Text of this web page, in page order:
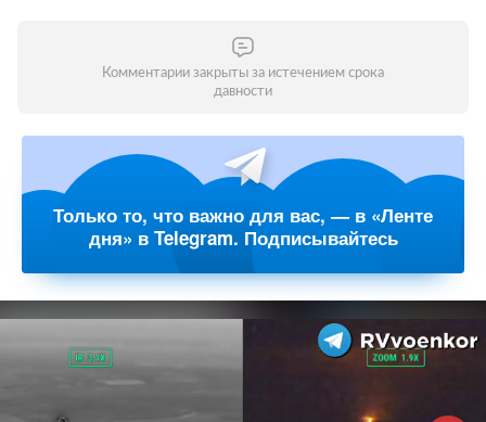
Комментарии закрыты за истечением срока
давности
Только то, что важно для вас, — в «Ленте
дня» в Telegram. Подписывайтесь